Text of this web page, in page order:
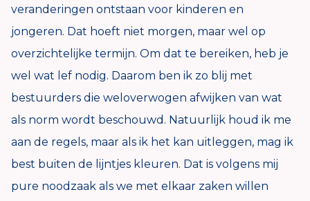
veranderingen ontstaan voor kinderen en
jongeren. Dat hoeft niet morgen, maar wel op
overzichtelijke termijn. Om dat te bereiken, heb je
wel wat lef nodig. Daarom ben ik zo blij met
bestuurders die weloverwogen afwijken van wat
als norm wordt beschouwd. Natuurlijk houd ik me
aan de regels, maar als ik het kan uitleggen, mag ik
best buiten de lijntjes kleuren. Dat is volgens mij
pure noodzaak als we met elkaar zaken willen